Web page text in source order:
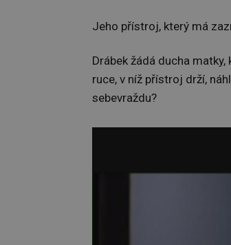
Jeho přístroj, který má
Drábek žádá ducha
ruce, v níž přístroj drží,
sebevraždu?